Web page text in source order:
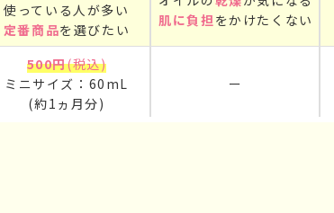
使っている人が多い
定番商品を選びたい
肌に負担をかけたくない
500円(税込)
ミニサイズ：60mL
(約1ヵ月分)
ー